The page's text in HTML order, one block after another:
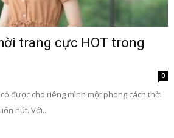
trang cực HOT trong
0
được cho riêng mình một phong cách thời
hút. Với...